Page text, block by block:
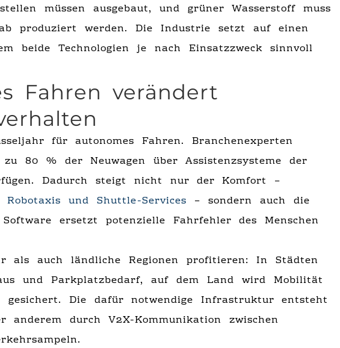
müssen ausgebaut, und grüner Wasserstoff muss
produziert werden. Die Industrie setzt auf einen
beide Technologien je nach Einsatzzweck sinnvoll
Fahren verändert
für autonomes Fahren. Branchenexperten
80 % der Neuwagen über Assistenzsysteme der
Dadurch steigt nicht nur der Komfort –
Robotaxis und Shuttle-Services – sondern auch die
ersetzt potenzielle Fahrfehler des Menschen
als auch ländliche Regionen profitieren: In Städten
und Parkplatzbedarf, auf dem Land wird Mobilität
gesichert. Die dafür notwendige Infrastruktur entsteht
anderem durch V2X-Kommunikation zwischen